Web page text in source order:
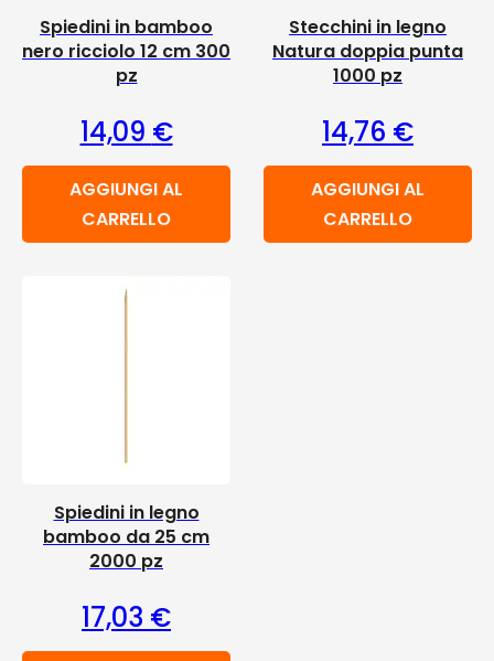
Spiedini in bamboo
nero ricciolo 12 cm 300
pz
14,09 €
AGGIUNGI AL
CARRELLO
Stecchini in legno
Natura doppia punta
1000 pz
14,76 €
AGGIUNGI AL
CARRELLO
Spiedini in legno
bamboo da 25 cm
2000 pz
17,03 €